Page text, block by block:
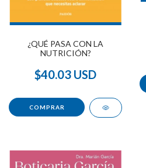
¿QUÉ PASA CON LA
NUTRICIÓN?
$40.03 USD